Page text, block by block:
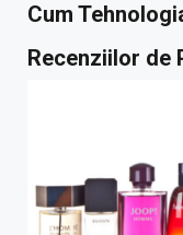
Cum
Recenziilor de